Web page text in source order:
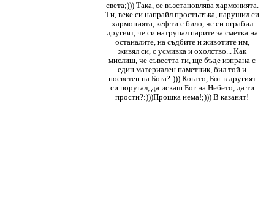
света;))) Така, се възстановлява хармонията.
Ти, веке си напрайл простъпъка, нарушил си
хармонията, кеф ти е било, че си ограбил
другият, че си натрупал парите за сметка на
останалите, на съдбите и животите им,
живял си, с усмивка и охолство... Как
мислиш, че съвестта ти, ще бъде изпрана с
един материален паметник, бил той и
посветен на Бога?:))) Когато, Бог в другият
си поругал, да искаш Бог на Небето, да ти
прости?:)))Прошка нема!;))) В казанят!